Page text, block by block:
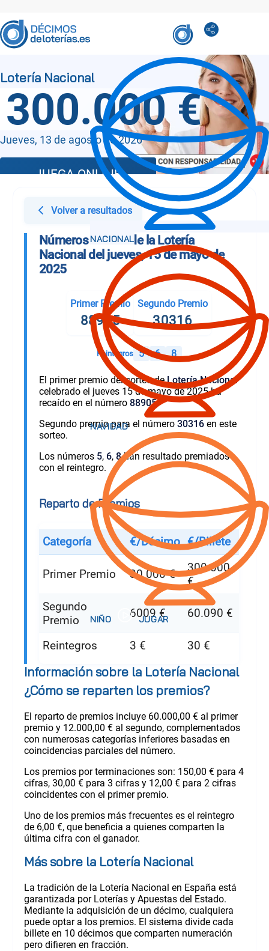
Volver a resultados
Números Sorteo de la Lotería
Nacional del jueves, 15 de mayo de
2025
Primer Premio
88905
Segundo Premio
30316
Reintegros 5 6 8
El primer premio del sorteo deLotería Nacional
celebrado el jueves 15 de mayo de 2025 ha
recaído en el número 88905.
Segundo premio para el número 30316en este
sorteo.
Los números 5, 6, 8han resultado premiados
con el reintegro.
Reparto de Premios
Categoría €/Décimo €/Billete
Primer Premio 30.000 €
300.000
€
Segundo
Premio
6009 € 60.090 €
Reintegros 3 € 30 €
Información sobre la Lotería Nacional
¿Cómo se reparten los premios?
El reparto de premios incluye 60.000,00 € al primer
premio y 12.000,00 € al segundo, complementados
con numerosas categorías inferiores basadas en
coincidencias parciales del número.
Los premios por terminaciones son: 150,00 € para 4
cifras, 30,00 € para 3 cifras y 12,00 € para 2 cifras
coincidentes con el primer premio.
Uno de los premios más frecuentes es el reintegro
de 6,00 €, que beneficia a quienes comparten la
última cifra con el ganador.
Más sobre la Lotería Nacional
La tradición de la Lotería Nacional en España está
garantizada por Loterías y Apuestas del Estado.
Mediante la adquisición de un décimo, cualquiera
puede optar a los premios. El sistema divide cada
billete en 10 décimos que comparten numeración
pero difieren en fracción.
300.000 €
Jueves, 13 de agosto de 2026
JUEGA ONLINE